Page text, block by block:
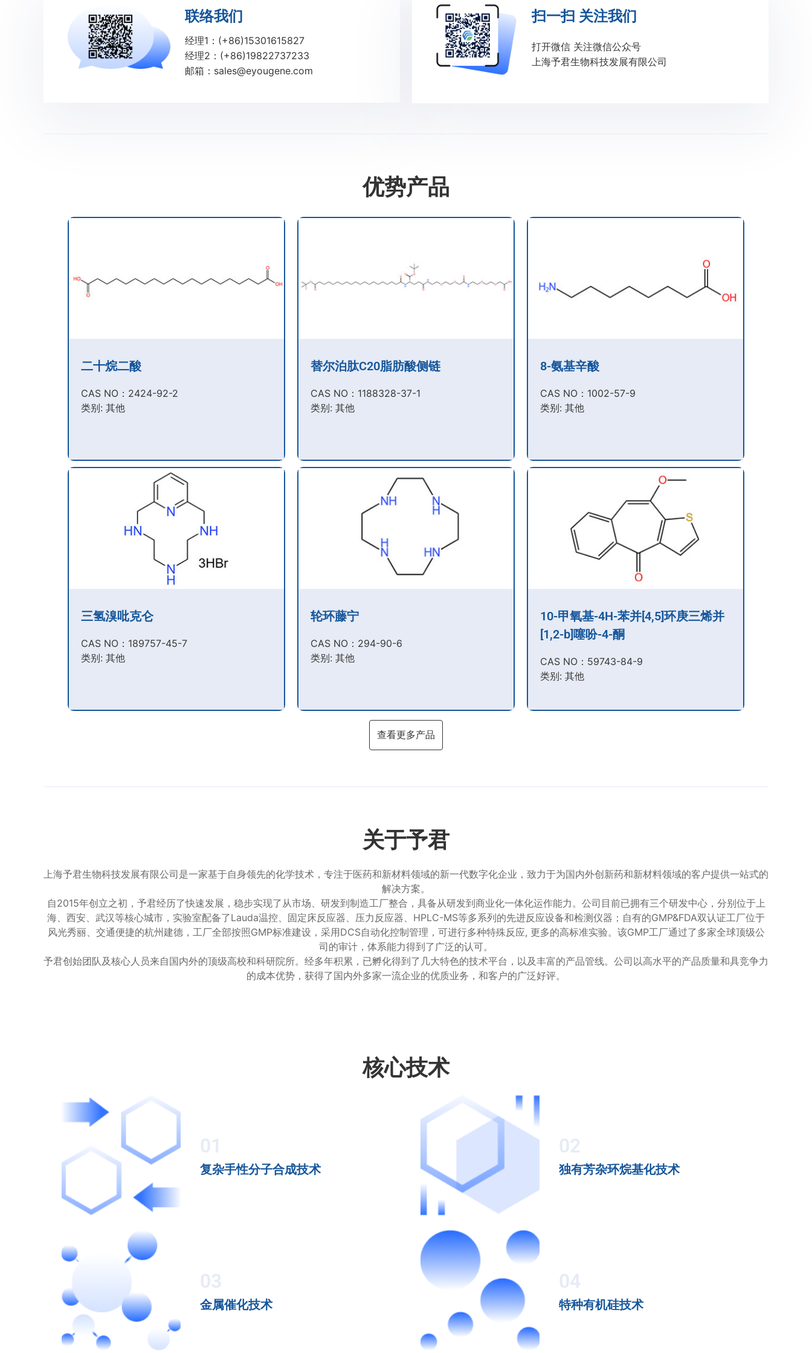
联络我们
经理1：(+86)15301615827
经理2：(+86)19822737233
邮箱：sales@eyougene.com
扫一扫 关注我们
打开微信 关注微信公众号
上海予君生物科技发展有限公司
优势产品
二十烷二酸
CAS NO：2424-92-2​
类别: 其他
替尔泊肽C20脂肪酸侧链
CAS NO：1188328-37-1
类别: 其他
8-氨基辛酸
CAS NO：1002-57-9​
类别: 其他
三氢溴吡克仑
CAS NO：189757-45-7​
类别: 其他
轮环藤宁
CAS NO：294-90-6​
类别: 其他
10-甲氧基-4H-苯并[4,5]环庚三烯并
[1,2-b]噻吩-4-酮
CAS NO：59743-84-9​
类别: 其他
查看更多产品
关于予君
上海予君生物科技发展有限公司是一家基于自身领先的化学技术，专注于医药和新材料领域的新一代数字化企业，致力于为国内外创新药和新材料领域的客户提供一站式的
解决方案。
自2015年创立之初，予君经历了快速发展，稳步实现了从市场、研发到制造工厂整合，具备从研发到商业化一体化运作能力。公司目前已拥有三个研发中心，分别位于上
海、西安、武汉等核心城市，实验室配备了Lauda温控、固定床反应器、压力反应器、HPLC-MS等多系列的先进反应设备和检测仪器；自有的GMP&FDA双认证工厂位于
风光秀丽、交通便捷的杭州建德，工厂全部按照GMP标准建设，采用DCS自动化控制管理，可进行多种特殊反应, 更多的高标准实验。该GMP工厂通过了多家全球顶级公
司的审计，体系能力得到了广泛的认可。
予君创始团队及核心人员来自国内外的顶级高校和科研院所。经多年积累，已孵化得到了几大特色的技术平台，以及丰富的产品管线。公司以高水平的产品质量和具竞争力
的成本优势，获得了国内外多家一流企业的优质业务，和客户的广泛好评。
核心技术
01
复杂手性分子合成技术
02
独有芳杂环烷基化技术
03
金属催化技术
04
特种有机硅技术